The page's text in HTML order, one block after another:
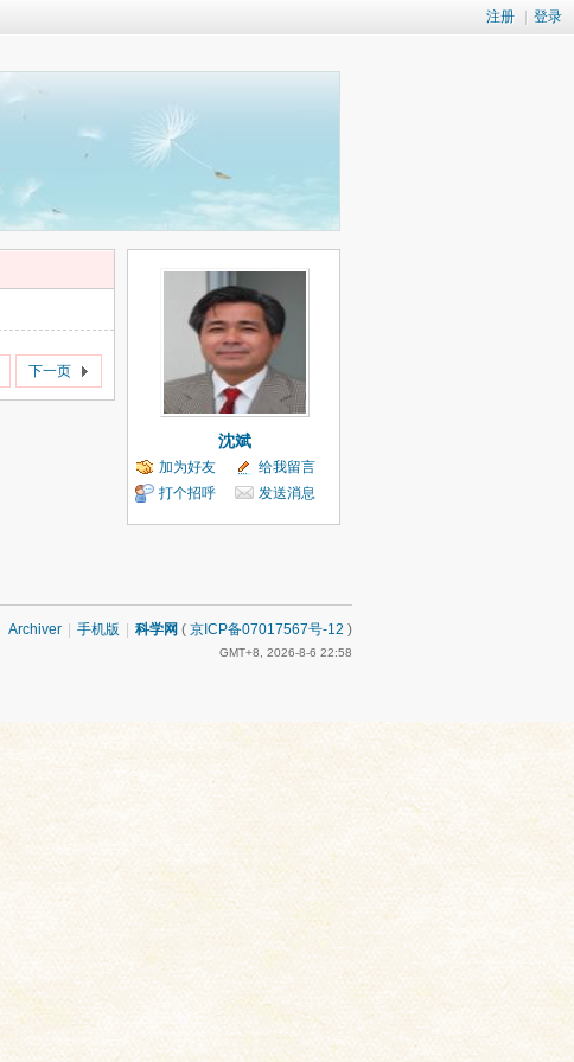
注册 登录
下一页
沈斌
加为好友
给我留言
打个招呼
发送消息
Archiver 手机版 科学网 ( 京ICP备07017567号-12 )
GMT+8, 2026-8-6 22:58